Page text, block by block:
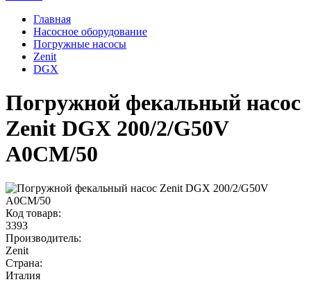
Главная
Насосное оборудование
Погружные насосы
Zenit
DGX
Погружной фекальный насос
Zenit DGX 200/2/G50V
A0CM/50
Код товарв:
3393
Производитель:
Zenit
Страна:
Италия